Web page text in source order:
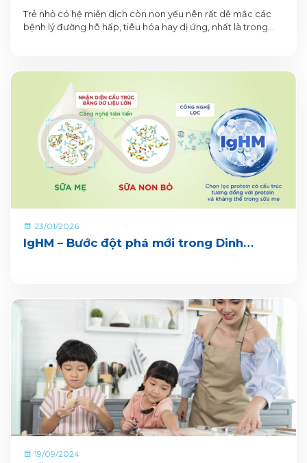
Trẻ nhỏ có hệ miễn dịch còn non yếu nên rất dễ mắc các
bệnh lý đường hô hấp, tiêu hóa hay dị ứng, nhất là trong
23/01/2026
IgHM – Bước đột phá mới trong Dinh
19/09/2024